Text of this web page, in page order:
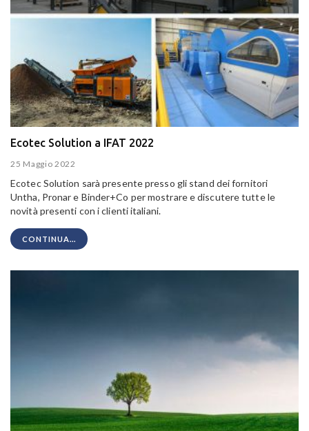
Ecotec Solution a IFAT 2022
25 Maggio 2022
Ecotec Solution sarà presente presso gli stand dei fornitori
Untha, Pronar e Binder+Co per mostrare e discutere tutte le
novità presenti con i clienti italiani.
CONTINUA...